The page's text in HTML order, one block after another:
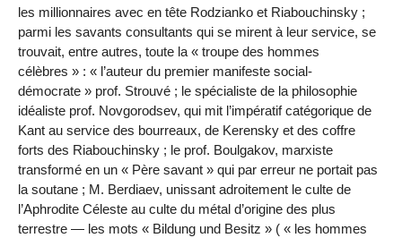
les millionnaires avec en tête Rodzianko et Riabouchinsky ;
parmi les savants consultants qui se mirent à leur service, se
trouvait, entre autres, toute la « troupe des hommes
célèbres » : « l’auteur du premier manifeste social-
démocrate » prof. Strouvé ; le spécialiste de la philosophie
idéaliste prof. Novgorodsev, qui mit l’impératif catégorique de
Kant au service des bourreaux, de Kerensky et des coffre
forts des Riabouchinsky ; le prof. Boulgakov, marxiste
transformé en un « Père savant » qui par erreur ne portait pas
la soutane ; M. Berdiaev, unissant adroitement le culte de
l’Aphrodite Céleste au culte du métal d’origine des plus
terrestre — les mots « Bildung und Besitz » ( « les hommes